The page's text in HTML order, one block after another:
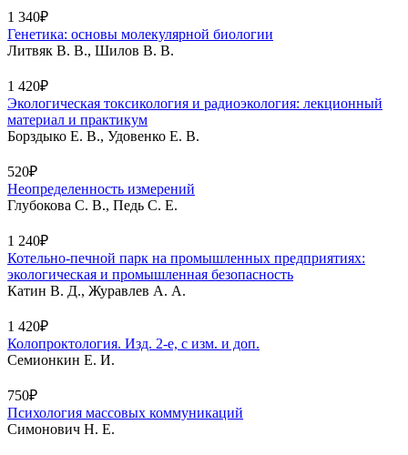
1 340₽
Генетика: основы молекулярной биологии
Литвяк В. В., Шилов В. В.
1 420₽
Экологическая токсикология и радиоэкология: лекционный
материал и практикум
Борздыко Е. В., Удовенко Е. В.
520₽
Неопределенность измерений
Глубокова С. В., Педь С. Е.
1 240₽
Котельно-печной парк на промышленных предприятиях:
экологическая и промышленная безопасность
Катин В. Д., Журавлев А. А.
1 420₽
Колопроктология. Изд. 2-е, с изм. и доп.
Семионкин Е. И.
750₽
Психология массовых коммуникаций
Симонович Н. Е.